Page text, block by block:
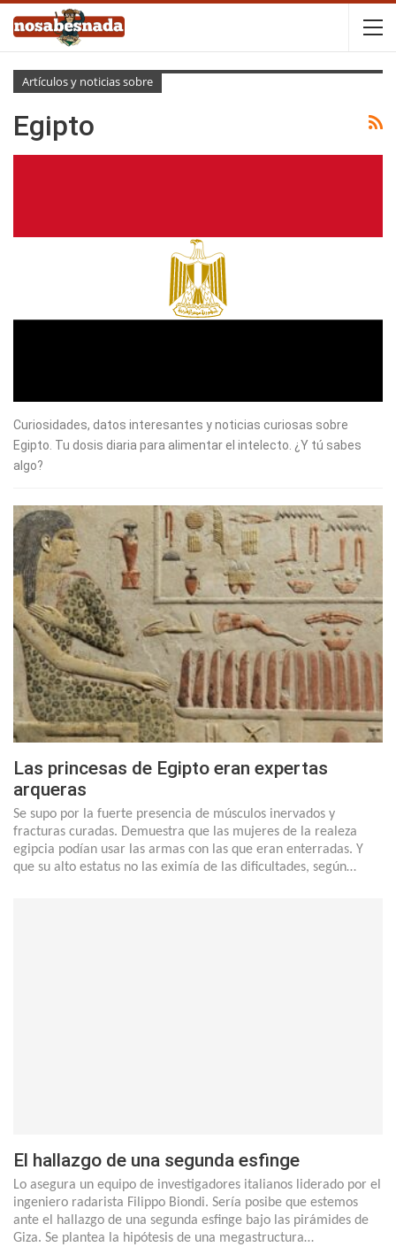
Artículos y noticias sobre
Egipto
Curiosidades, datos interesantes y noticias curiosas sobre
Egipto. Tu dosis diaria para alimentar el intelecto. ¿Y tú sabes
algo?
Las princesas de Egipto eran expertas
arqueras
Se supo por la fuerte presencia de músculos inervados y
fracturas curadas. Demuestra que las mujeres de la realeza
egipcia podían usar las armas con las que eran enterradas. Y
que su alto estatus no las eximía de las dificultades, según…
El hallazgo de una segunda esfinge
Lo asegura un equipo de investigadores italianos liderado por el
ingeniero radarista Filippo Biondi. Sería posibe que estemos
ante el hallazgo de una segunda esfinge bajo las pirámides de
Giza. Se plantea la hipótesis de una megastructura…